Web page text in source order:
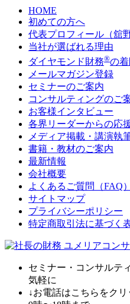
HOME
初めての方へ
代表プロフィール（舘野
当社が選ばれる理由
ダイヤモンド財務®の
メールマガジン登録
セミナーのご案内
コンサルティングのご
お客様インタビュー
各界リーダーからの応
メディア掲載・講演執
書籍・教材のご案内
最新情報
会社概要
よくあるご質問（FAQ）
サイトマップ
プライバシーポリシー
特定商取引法に基づく
セミナー・ コンサルテ
気軽に
↓お電話はこちらをクリ